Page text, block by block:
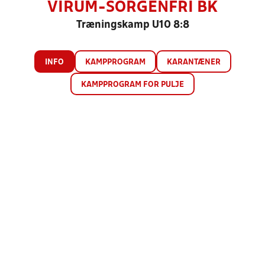
VIRUM-SORGENFRI BK
Træningskamp U10 8:8
INFO KAMPPROGRAM KARANTÆNER
KAMPPROGRAM FOR PULJE